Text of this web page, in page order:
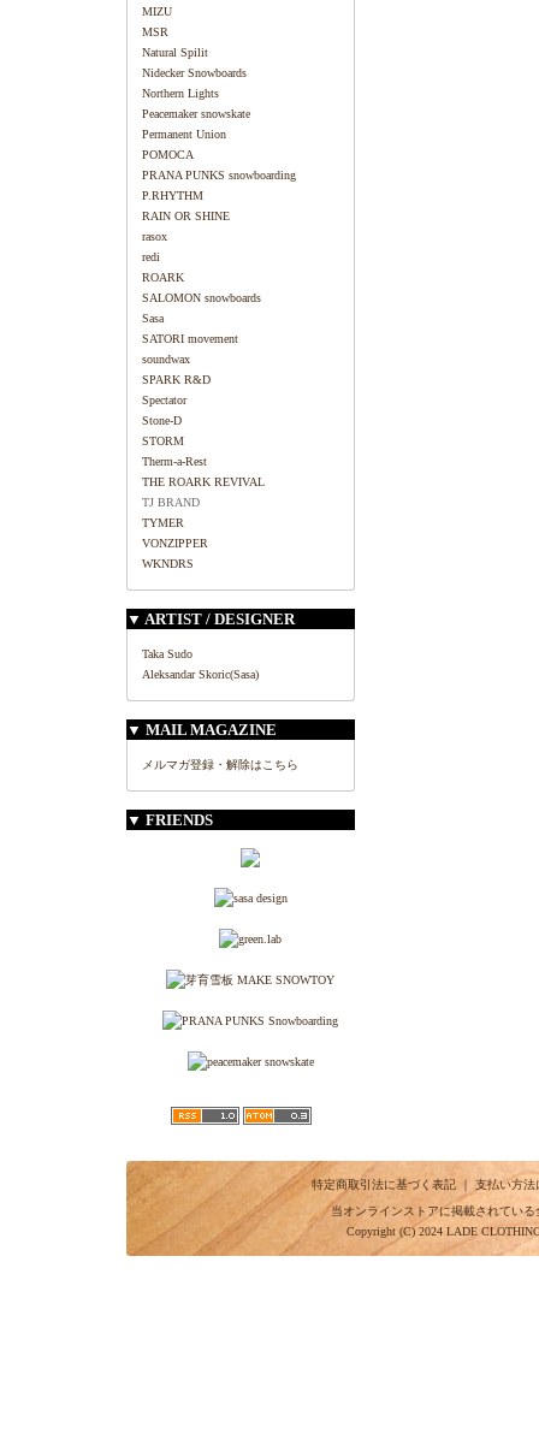
MIZU
MSR
Natural Spilit
Nidecker Snowboards
Northern Lights
Peacemaker snowskate
Permanent Union
POMOCA
PRANA PUNKS snowboarding
P.RHYTHM
RAIN OR SHINE
rasox
redi
ROARK
SALOMON snowboards
Sasa
SATORI movement
soundwax
SPARK R&D
Spectator
Stone-D
STORM
Therm-a-Rest
THE ROARK REVIVAL
TJ BRAND
TYMER
VONZIPPER
WKNDRS
▼ ARTIST / DESIGNER
Taka Sudo
Aleksandar Skoric(Sasa)
▼ MAIL MAGAZINE
メルマガ登録・解除はこちら
▼ FRIENDS
特定商取引法に基づく表記｜ 支払い方法
当オンラインストアに掲載されてい
Copyright (C) 2024 LADE